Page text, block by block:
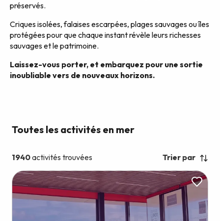
préservés.
Criques isolées, falaises escarpées, plages sauvages ou îles
protégées pour que chaque instant révèle leurs richesses
sauvages et le patrimoine.
Laissez-vous porter, et embarquez pour une sortie
inoubliable vers de nouveaux horizons.
Toutes les activités en mer